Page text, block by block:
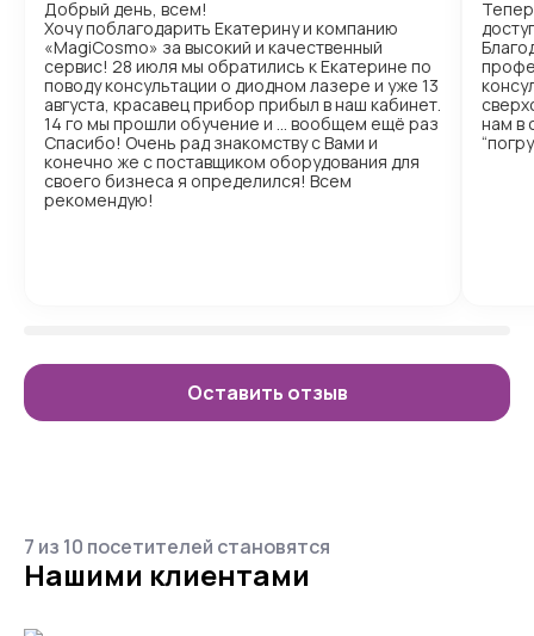
Добрый день, всем!
Хочу поблагодарить Екатерину и компанию
«MagiCosmo» за высокий и качественный
сервис! 28 июля мы обратились к Екатерине по
поводу консультации о диодном лазере и уже 13
августа, красавец прибор прибыл в наш кабинет.
14 го мы прошли обучение и … вообщем ещё раз
Спасибо! Очень рад знакомству с Вами и
конечно же с поставщиком оборудования для
своего бизнеса я определился! Всем
рекомендую!
нам в
Оставить отзыв
7 из 10 посетителей становятся
Нашими клиентами